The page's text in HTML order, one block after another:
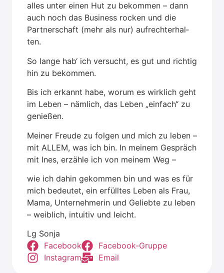
alles unter einen Hut zu bekom­men – dann
auch noch das Busi­ness rocken und die
Part­ner­schaft (mehr als nur) auf­recht­erhal­
ten.
So lan­ge hab‘ ich ver­sucht, es gut und rich­tig
hin zu bekom­men.
Bis ich erkannt habe, wor­um es wirk­lich geht
im Leben – näm­lich, das Leben „ein­fach“ zu
genie­ßen.
Mei­ner Freu­de zu fol­gen und mich zu leben –
mit ALLEM, was ich bin. In mei­nem Gespräch
mit Ines, erzäh­le ich von mei­nem Weg –
wie ich dahin gekom­men bin und was es für
mich bedeu­tet, ein erfüll­tes Leben als Frau,
Mama, Unter­neh­me­rin und Gelieb­te zu leben
– weib­lich, intui­tiv und leicht.
Lg Son­ja
Face­book
Face­book-Grup­pe
Insta­gram
Email